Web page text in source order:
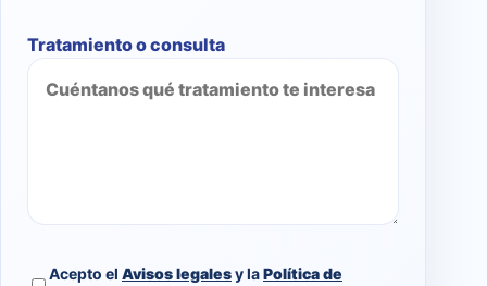
Tratamiento o consulta
Acepto el Avisos legalesy laPolítica de